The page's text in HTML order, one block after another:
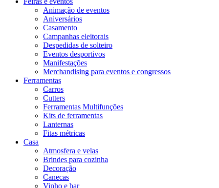
Animação de eventos
Aniversários
Casamento
Campanhas eleitorais
Despedidas de solteiro
Eventos desportivos
Manifestações
Merchandising para eventos e congressos
Ferramentas
Carros
Cutters
Ferramentas Multifunções
Kits de ferramentas
Lanternas
Fitas métricas
Casa
Atmosfera e velas
Brindes para cozinha
Decoração
Canecas
Vinho e bar